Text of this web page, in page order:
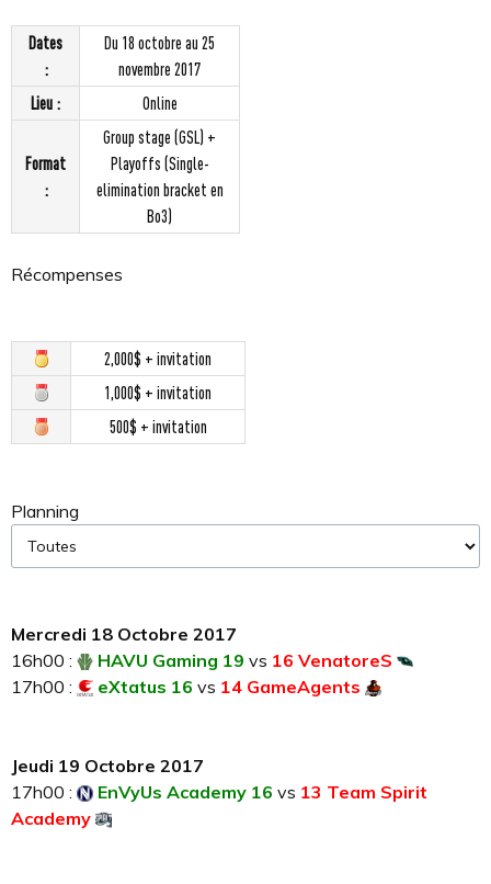
Dates
:
Du 18 octobre au 25
novembre 2017
Lieu :
Online
Format
:
Group stage (GSL) +
Playoffs (Single-
elimination bracket en
Bo3)
Récompenses
2,000$ + invitation
1,000$ + invitation
500$ + invitation
Planning
Mercredi 18 Octobre 2017
16h00 :
HAVU Gaming 19 vs 16 VenatoreS
17h00 :
eXtatus 16 vs 14 GameAgents
Jeudi 19 Octobre 2017
17h00 :
EnVyUs Academy 16 vs 13 Team Spirit
Academy